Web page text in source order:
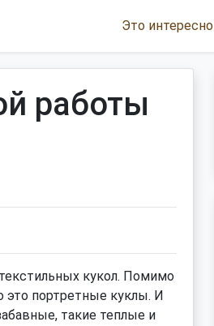
Это интересно
работы
кукол. Помимо
это портретные куклы. И
такие теплые и